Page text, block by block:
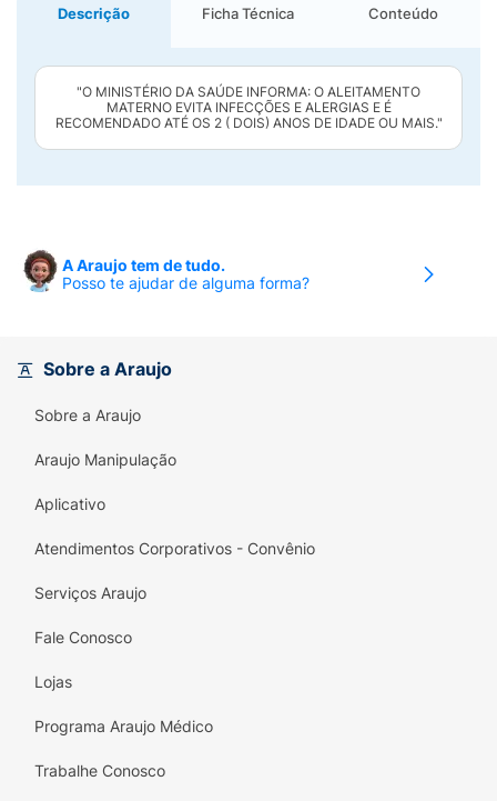
Descrição Ficha Técnica Conteúdo
"O MINISTÉRIO DA SAÚDE INFORMA: O ALEITAMENTO
MATERNO EVITA INFECÇÕES E ALERGIAS E É
RECOMENDADO ATÉ OS 2 ( DOIS) ANOS DE IDADE OU MAIS."
A Araujo tem de tudo.
Posso te ajudar de alguma forma?
Sobre a Araujo
Sobre a Araujo
Araujo Manipulação
Aplicativo
Atendimentos Corporativos - Convênio
Serviços Araujo
Fale Conosco
Lojas
Programa Araujo Médico
Trabalhe Conosco